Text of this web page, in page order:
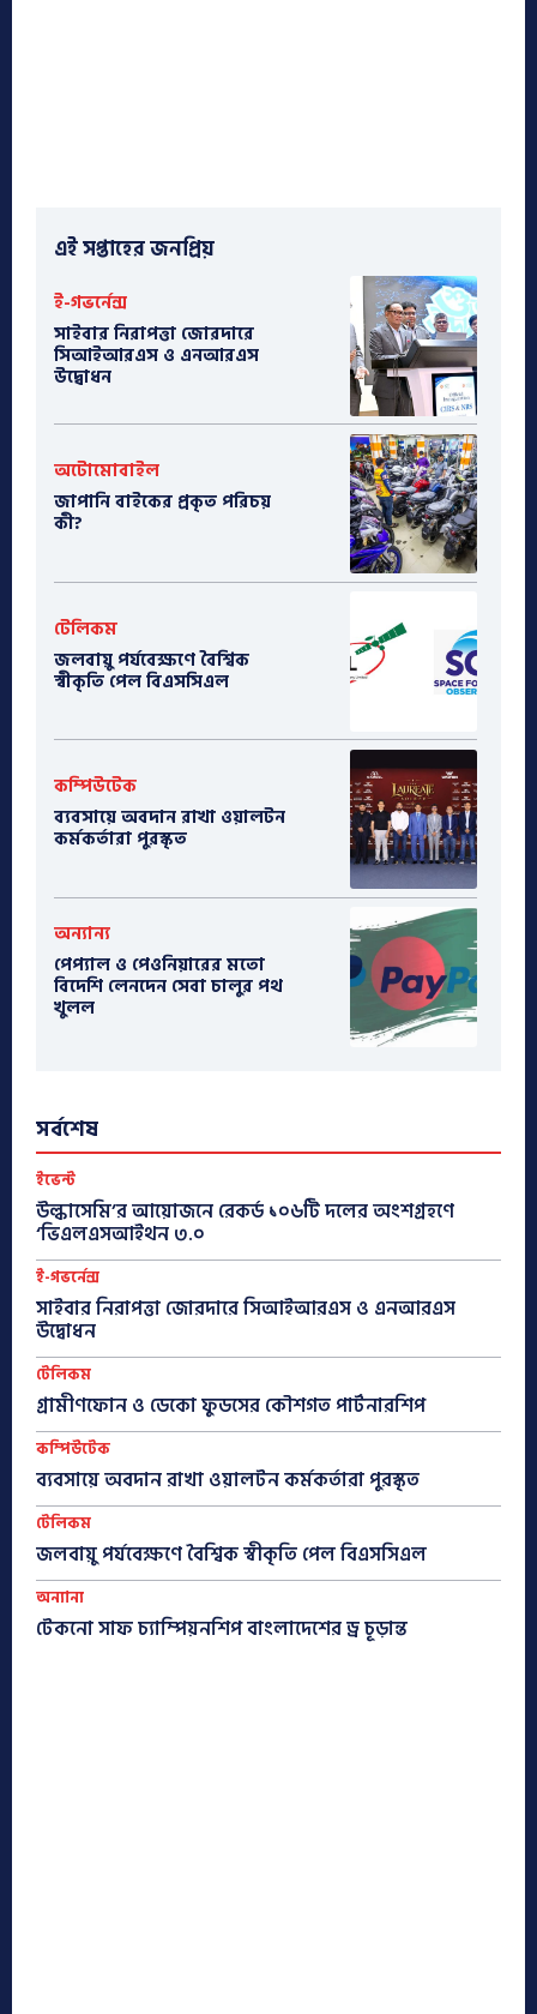
এই সপ্তাহের জনপ্রিয়
ই-গভর্নেন্স
সাইবার নিরাপত্তা জোরদারে
সিআইআরএস ও এনআরএস
উদ্বোধন
অটোমোবাইল
​জাপানি বাইকের প্রকৃত পরিচয়
কী?
টেলিকম
জলবায়ু পর্যবেক্ষণে বৈশ্বিক
স্বীকৃতি পেল বিএসসিএল
কম্পিউটেক
ব্যবসায়ে অবদান রাখা ওয়ালটন
কর্মকর্তারা পুরস্কৃত
অন্যান্য
পেপ্যাল ও পেওনিয়ারের মতো
বিদেশি লেনদেন সেবা চালুর পথ
খুলল
সর্বশেষ
ইভেন্ট
উল্কাসেমি’র আয়োজনে রেকর্ড ১০৬টি দলের অংশগ্রহণে
‘ভিএলএসআইথন ৩.০
ই-গভর্নেন্স
সাইবার নিরাপত্তা জোরদারে সিআইআরএস ও এনআরএস
উদ্বোধন
টেলিকম
গ্রামীণফোন ও ডেকো ফুডসের কৌশগত পার্টনারশিপ
কম্পিউটেক
ব্যবসায়ে অবদান রাখা ওয়ালটন কর্মকর্তারা পুরস্কৃত
টেলিকম
জলবায়ু পর্যবেক্ষণে বৈশ্বিক স্বীকৃতি পেল বিএসসিএল
অন্যান্য
টেকনো সাফ চ্যাম্পিয়নশিপ বাংলাদেশের ড্র চূড়ান্ত